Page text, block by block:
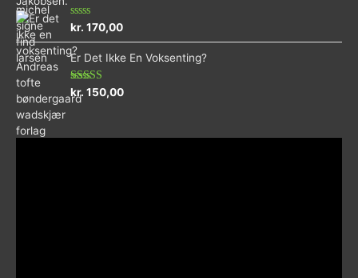
Vurderet
ud
af
5
kr. 170,00
Er Det Ikke En Voksenting?
Vurderet
5.00
ud af 5
kr. 150,00